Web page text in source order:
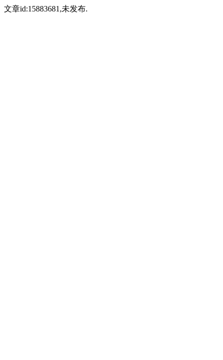
文章id:15883681,未发布.